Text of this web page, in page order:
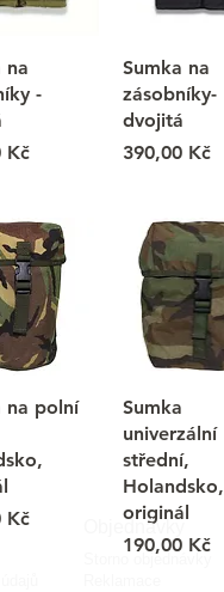
na
-
Kč
Sumka na
zásobníky-
dvojitá
Cena
390,00 Kč
na polní
Kč
Sumka
univerzální
střední,
Holandsko,
originál
Cena
190,00 Kč
Objednávky
Storno objednávky